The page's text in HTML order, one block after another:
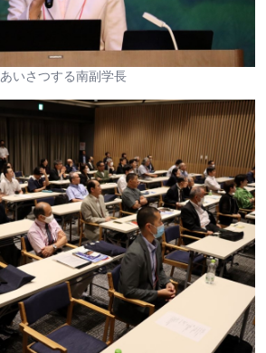
あいさつする南副学長